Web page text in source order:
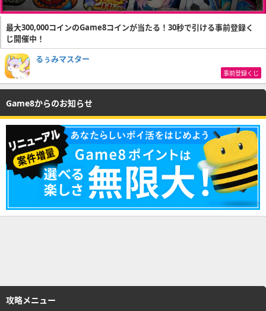
最大300,000コインのGame8コインが当たる！30秒で引ける事前登録く
じ開催中！
るぅみマスター
事前登録くじ
Game8からのお知らせ
攻略メニュー